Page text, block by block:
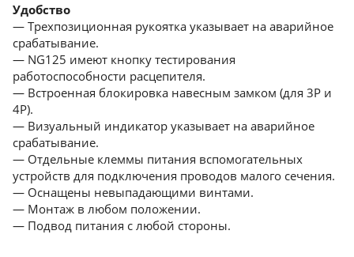
Удобство
— Трехпозиционная рукоятка указывает на аварийное
срабатывание.
— NG125 имеют кнопку тестирования
работоспособности расцепителя.
— Встроенная блокировка навесным замком (для 3Р и
4Р).
— Визуальный индикатор указывает на аварийное
срабатывание.
— Отдельные клеммы питания вспомогательных
устройств для подключения проводов малого сечения.
— Оснащены невыпадающими винтами.
— Монтаж в любом положении.
— Подвод питания с любой стороны.